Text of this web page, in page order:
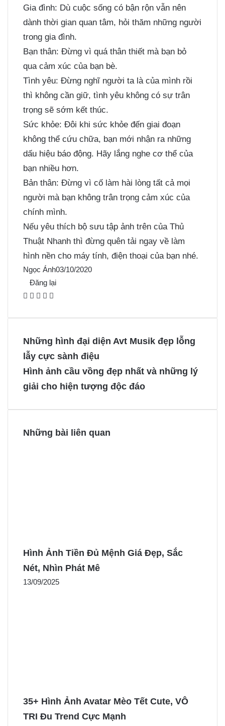
Gia đình: Dù cuộc sống có bận rộn vẫn nên
dành thời gian quan tâm, hỏi thăm những người
trong gia đình.
Bạn thân: Đừng vì quá thân thiết mà bạn bỏ
qua cảm xúc của bạn bè.
Tình yêu: Đừng nghĩ người ta là của mình rồi
thì không cần giữ, tình yêu không có sự trân
trọng sẽ sớm kết thúc.
Sức khỏe: Đôi khi sức khỏe đến giai đoạn
không thể cứu chữa, bạn mới nhận ra những
dấu hiệu báo động. Hãy lắng nghe cơ thể của
bạn nhiều hơn.
Bản thân: Đừng vì cố làm hài lòng tất cả mọi
người mà bạn không trân trọng cảm xúc của
chính mình.
Nếu yêu thích bộ sưu tập ảnh trên của Thủ
Thuật Nhanh thì đừng quên tải ngay về làm
hình nền cho máy tính, điện thoại của bạn nhé.
Ngọc Ánh03/10/2020
Đăng lại
F
o
o
k
X P
r
e
s
M
e
n
g
e
n
g
e
Những hình đại diện Avt Musik đẹp lỗng
lẫy cực sành điệu
Hình ảnh cầu vồng đẹp nhất và những lý
giải cho hiện tượng độc đáo
Những bài liên quan
Hình Ảnh Tiền Đủ Mệnh Giá Đẹp, Sắc
Nét, Nhìn Phát Mê
13/09/2025
35+ Hình Ảnh Avatar Mèo Tết Cute, VÔ
TRI Đu Trend Cực Mạnh